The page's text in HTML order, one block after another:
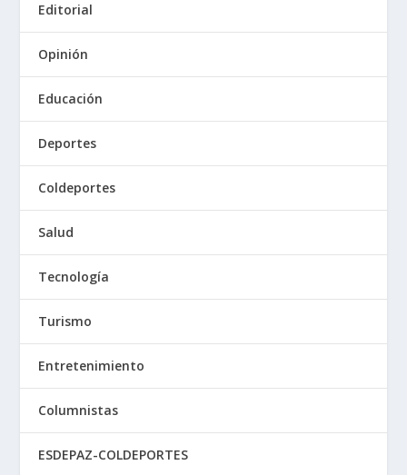
Editorial
Opinión
Educación
Deportes
Coldeportes
Salud
Tecnología
Turismo
Entretenimiento
Columnistas
ESDEPAZ-COLDEPORTES